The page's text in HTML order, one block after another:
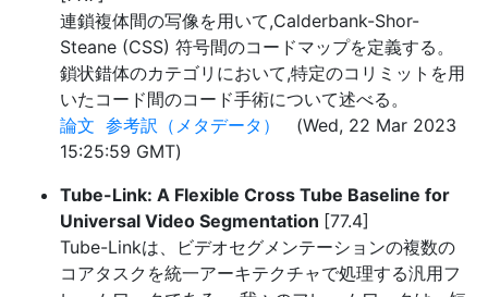
連鎖複体間の写像を用いて,Calderbank-Shor-
Steane (CSS) 符号間のコードマップを定義する。
鎖状錯体のカテゴリにおいて,特定のコリミットを用
いたコード間のコード手術について述べる。
論文 参考訳（メタデータ）
(Wed, 22 Mar 2023
15:25:59 GMT)
Tube-Link: A Flexible Cross Tube Baseline for
Universal Video Segmentation [77.4]
Tube-Linkは、ビデオセグメンテーションの複数の
コアタスクを統一アーキテクチャで処理する汎用フ